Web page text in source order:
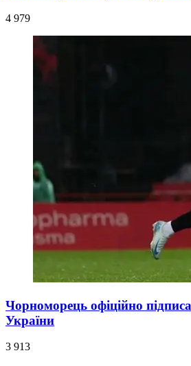
4 979
Чорноморець офіційно
України
3 913